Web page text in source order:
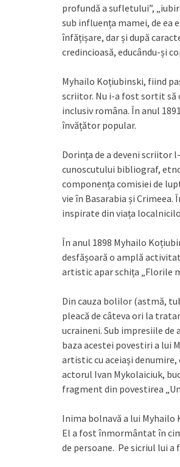
profundă a sufletului”,
sub influența mamei, de ea
înfățișare, dar și după
credincioasă, educându-și
Myhailo Koțiubinski, fiind
scriitor. Nu i-a fost sortit să
inclusiv româna. În anul
învățător popular.
Dorința de a deveni scriitor
cunoscutului bibliograf,
componența comisiei de
vie în Basarabia și
inspirate din viața
În anul 1898 Myhailo
desfășoară o amplă
artistic apar schița „Florile
Din cauza bolilor (astmă,
pleacă de câteva ori la
ucraineni. Sub impresiile de
baza acestei povestiri a lui
artistic cu aceiași
actorul Ivan Mykolaiciuk,
fragment din povestirea
Inima bolnavă a lui Myhailo
El a fost înmormântat în
de persoane. Pe sicriul lui